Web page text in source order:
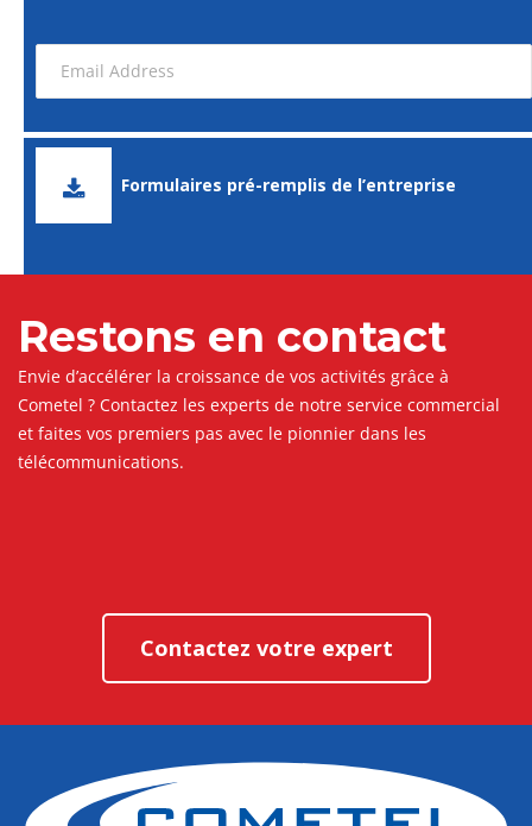
Formulaires pré-remplis de l’entreprise
Restons en contact
Envie d’accélérer la croissance de vos activités grâce à
Cometel ? Contactez les experts de notre service commercial
et faites vos premiers pas avec le pionnier dans les
télécommunications.
Contactez votre expert